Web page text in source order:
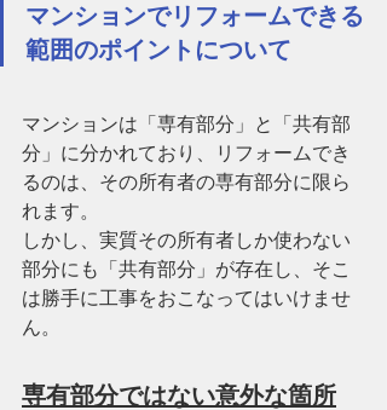
マンションでリフォームできる
範囲のポイントについて
マンションは「専有部分」と「共有部
分」に分かれており、リフォームでき
るのは、その所有者の専有部分に限ら
れます。
しかし、実質その所有者しか使わない
部分にも「共有部分」が存在し、そこ
は勝手に工事をおこなってはいけませ
ん。
専有部分ではない意外な箇所